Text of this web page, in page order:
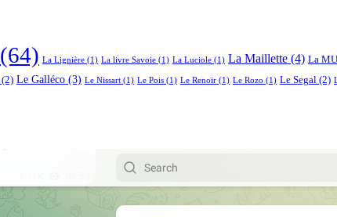
(64) La Lignière (1) La livre Savoie (1) La Luciole (1) La Maillette (4) La
(2) Le Galléco (3) Le Nissart (1) Le Pois (1) Le Renoir (1) Le Rozo (1) Le Segal (2)